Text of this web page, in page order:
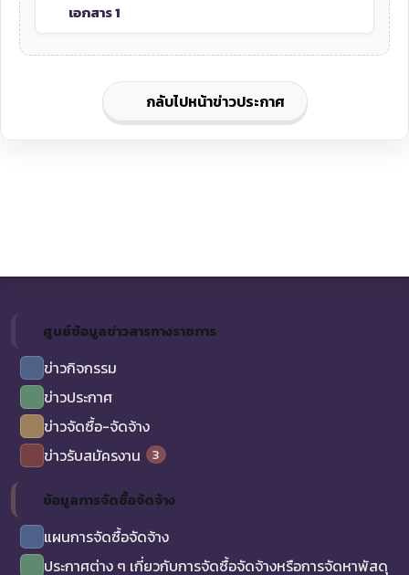
เอกสาร 1
กลับไปหน้าข่าวประกาศ
ศูนย์ข้อมูลข่าวสารทางราชการ
ข่าวกิจกรรม
ข่าวประกาศ
ข่าวจัดซื้อ-จัดจ้าง
ข่าวรับสมัครงาน
3
ข้อมูลการจัดซื้อจัดจ้าง
แผนการจัดซื้อจัดจ้าง
ประกาศต่าง ๆ เกี่ยวกับการจัดซื้อจัดจ้างหรือการจัดหาพัสดุ